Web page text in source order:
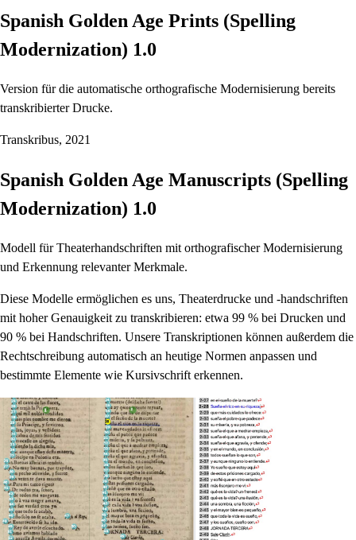
Spanish Golden Age Prints (Spelling
Modernization) 1.0
Version für die automatische orthografische Modernisierung bereits
transkribierter Drucke.
Transkribus, 2021
Spanish Golden Age Manuscripts (Spelling
Modernization) 1.0
Modell für Theaterhandschriften mit orthografischer Modernisierung
und Erkennung relevanter Merkmale.
Diese Modelle ermöglichen es uns, Theaterdrucke und -handschriften
mit hoher Genauigkeit zu transkribieren: etwa 99 % bei Drucken und
90 % bei Handschriften. Unsere Transkriptionen können außerdem die
Rechtschreibung automatisch an heutige Normen anpassen und
bestimmte Elemente wie Kursivschrift erkennen.